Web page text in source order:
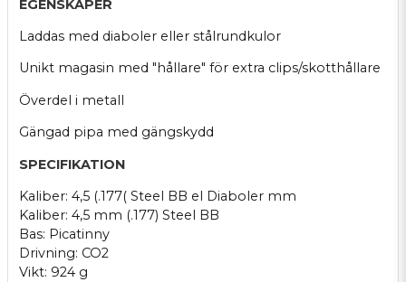
EGENSKAPER
Laddas med diaboler eller stålrundkulor
Unikt magasin med "hållare" för extra clips/skotthållare
Överdel i metall
Gängad pipa med gängskydd
SPECIFIKATION
Kaliber: 4,5 (.177( Steel BB el Diaboler mm
Kaliber: 4,5 mm (.177) Steel BB
Bas: Picatinny
Drivning: CO2
Vikt: 924 g